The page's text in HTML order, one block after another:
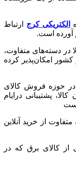
الکتریکی کرج
ارتباط
آورده است.
در دسته‌های متفاوت،
امکان‌پذیر کرده
در حوزه فروش کالای
پشتیبانی درایام
از خرید آنلاین
از کالای برق که در